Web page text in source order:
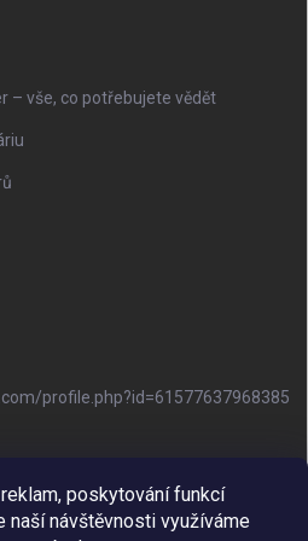
poskytování funkcí
naší návštěvnosti využíváme
– vše, co potřebujete vědět
profile.php?id=61577637968385